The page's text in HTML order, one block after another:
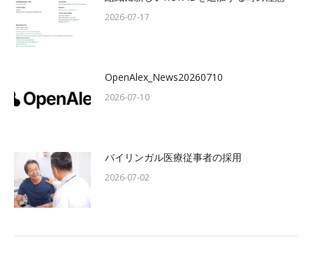
2026-07-17
OpenAlex_News20260710
2026-07-10
バイリンガル医療従事者の採用
2026-07-02